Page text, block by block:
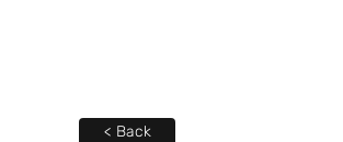
< Back